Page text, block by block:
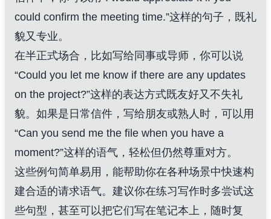
could confirm the meeting time.”这样的句子，既礼
貌又专业。
在半正式场合，比如写给同事或导师，你可以说
“Could you let me know if there are any updates
on the project?”这样的表达方式既友好又不失礼
貌。如果是日常信件，写给朋友或熟人时，可以用
“Can you send me the file when you have a
moment?”这样的语气，轻松但仍然尊重对方。
这些例句简单易用，能帮助你在各种场景中快速构
建合适的请求语气。建议你在练习写作时多尝试这
些句型，甚至可以把它们写在笔记本上，随时复